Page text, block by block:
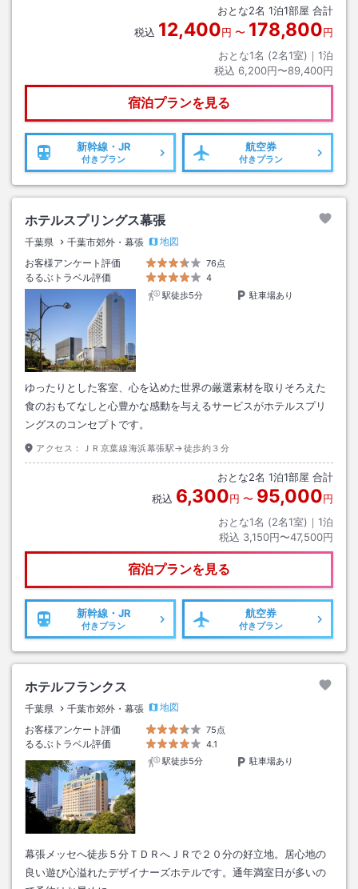
おとな2名 1泊1部屋 合計
税込 12,400円 〜 178,800円
おとな1名 (2名1室)｜ 1泊
税込 6,200円〜89,400円
宿泊プランを見る
新幹線・JR
付きプラン
航空券
付きプラン
ホテルスプリングス幕張
千葉県 千葉市郊外・幕張
地図
お客様アンケート評価
76点
るるぶトラベル評価
4
駅徒歩5分
駐車場あり
ゆったりとした客室、心を込めた世界の厳選素材を取りそろえた
食のおもてなしと心豊かな感動を与えるサービスがホテルスプリ
ングスのコンセプトです。
アクセス： ＪＲ京葉線海浜幕張駅→徒歩約３分
おとな2名 1泊1部屋 合計
税込 6,300円 〜 95,000円
おとな1名 (2名1室)｜ 1泊
税込 3,150円〜47,500円
宿泊プランを見る
新幹線・JR
付きプラン
航空券
付きプラン
ホテルフランクス
千葉県 千葉市郊外・幕張
地図
お客様アンケート評価
75点
るるぶトラベル評価
4.1
駅徒歩5分
駐車場あり
幕張メッセへ徒歩５分ＴＤＲへＪＲで２０分の好立地。居心地の
良い遊び心溢れたデザイナーズホテルです。通年満室日が多いの